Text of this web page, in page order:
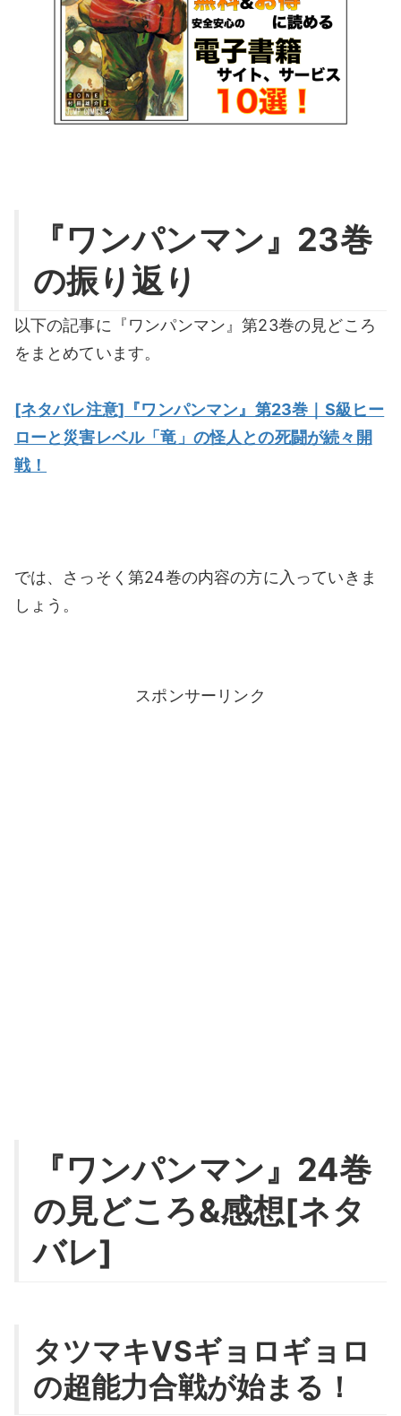
『ワンパンマン』23巻
の振り返り
以下の記事に『ワンパンマン』第23巻の見どころ
をまとめています。
[ネタバレ注意]『ワンパンマン』第23巻｜S級ヒー
ローと災害レベル「竜」の怪人との死闘が続々開
戦！
では、さっそく第24巻の内容の方に入っていきま
しょう。
スポンサーリンク
『ワンパンマン』24巻
の見どころ&感想[ネタ
バレ]
タツマキVSギョロギョロ
の超能力合戦が始まる！